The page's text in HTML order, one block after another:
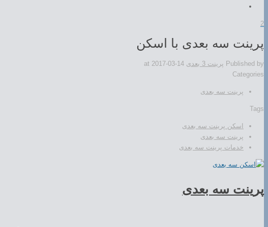
2
پرینت سه بعدی با اسکن
Published by پرینت 3 بعدی at 2017-03-14
Categories
پرینت سه بعدی
Tags
اسکن پرینت سه بعدی
پرینت سه بعدی
خدمات پرینت سه بعدی
پرینت سه بعدی